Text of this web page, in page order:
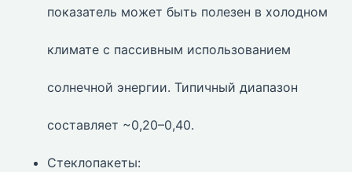
показатель может быть полезен в холодном
климате с пассивным использованием
солнечной энергии. Типичный диапазон
составляет ~0,20–0,40.
Стеклопакеты: